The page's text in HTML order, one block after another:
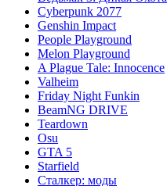
Cyberpunk 2077
Genshin Impact
People Playground
Melon Playground
A Plague Tale: Innocence
Valheim
Friday Night Funkin
BeamNG DRIVE
Teardown
Osu
GTA 5
Starfield
Сталкер: моды